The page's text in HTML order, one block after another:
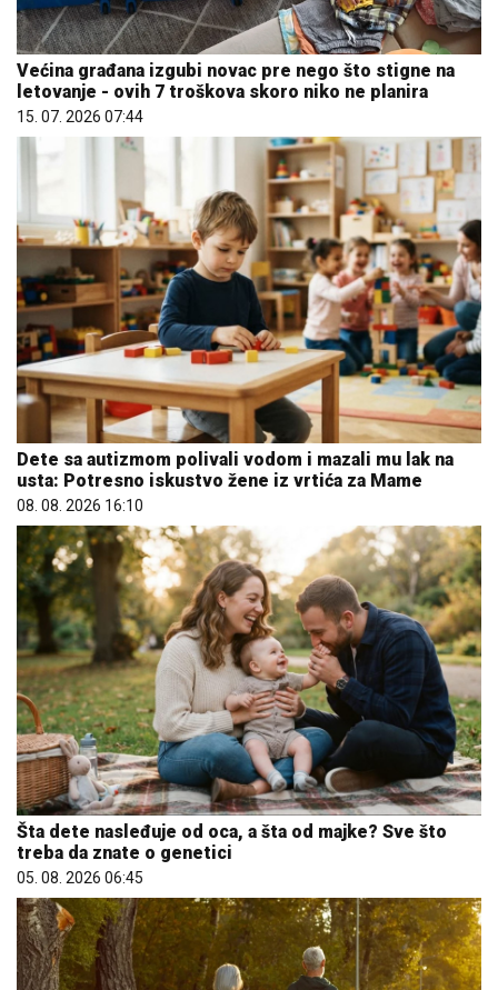
Većina građana izgubi novac pre nego što stigne na
letovanje - ovih 7 troškova skoro niko ne planira
15. 07. 2026 07:44
Dete sa autizmom polivali vodom i mazali mu lak na
usta: Potresno iskustvo žene iz vrtića za Mame
08. 08. 2026 16:10
Šta dete nasleđuje od oca, a šta od majke? Sve što
treba da znate o genetici
05. 08. 2026 06:45